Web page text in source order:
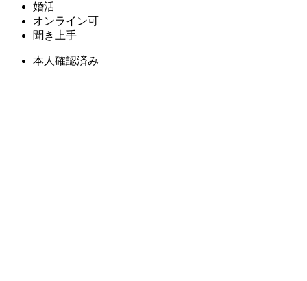
婚活
オンライン可
聞き上手
本人確認済み